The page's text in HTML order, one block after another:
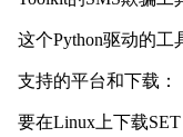
这个Python驱动的
支持的平台和下载：
要在Linux上下载